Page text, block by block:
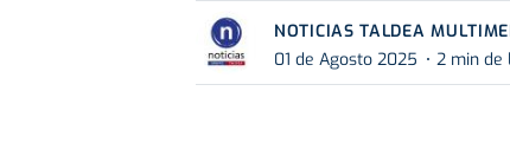
NOTICIAS TALDEA
01 de Agosto 2025
2 min de